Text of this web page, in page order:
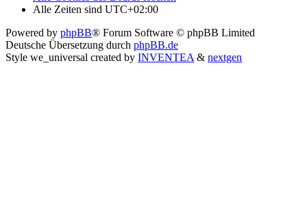
Alle Zeiten sind UTC+02:00
Powered by phpBB® Forum Software © phpBB Limited
Deutsche Übersetzung durch phpBB.de
Style we_universal created by INVENTEA & nextgen